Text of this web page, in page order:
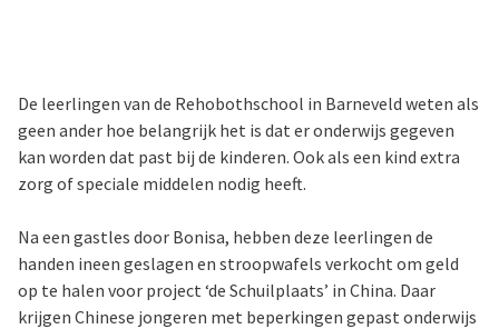
De leerlingen van de Rehobothschool in Barneveld weten als
geen ander hoe belangrijk het is dat er onderwijs gegeven
kan worden dat past bij de kinderen. Ook als een kind extra
zorg of speciale middelen nodig heeft.
Na een gastles door Bonisa, hebben deze leerlingen de
handen ineen geslagen en stroopwafels verkocht om geld
op te halen voor project ‘de Schuilplaats’ in China. Daar
krijgen Chinese jongeren met beperkingen gepast onderwijs